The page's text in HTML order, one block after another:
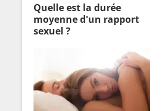
Quelle est la durée
moyenne d'un rapport
sexuel ?